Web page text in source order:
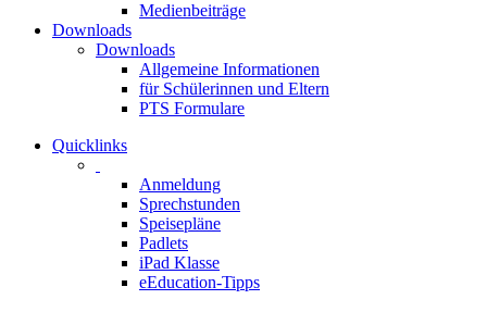
Medienbeiträge
Downloads
Downloads
Allgemeine Informationen
für Schülerinnen und Eltern
PTS Formulare
Quicklinks
Anmeldung
Sprechstunden
Speisepläne
Padlets
iPad Klasse
eEducation-Tipps